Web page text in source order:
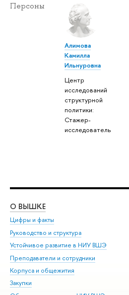
Персоны
Алимова
Камилла
Ильнуровна
Центр
исследований
структурной
политики:
Стажер-
исследователь
О ВЫШКЕ
Цифры и факты
Руководство и структура
Устойчивое развитие в НИУ ВШЭ
Преподаватели и сотрудники
Корпуса и общежития
Закупки